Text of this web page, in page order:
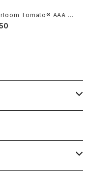
Tomato® AAA S
エアルーム・トマト・AAA・
ト